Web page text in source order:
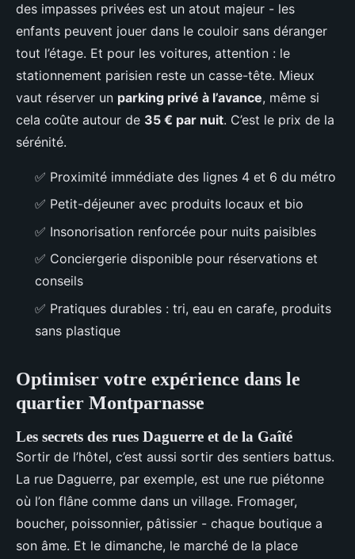
des impasses privées est un atout majeur - les
enfants peuvent jouer dans le couloir sans déranger
tout l’étage. Et pour les voitures, attention : le
stationnement parisien reste un casse-tête. Mieux
vaut réserver un parking privé à l’avance, même si
cela coûte autour de 35 € par nuit. C’est le prix de la
sérénité.
✅ Proximité immédiate des lignes 4 et 6 du métro
✅ Petit-déjeuner avec produits locaux et bio
✅ Insonorisation renforcée pour nuits paisibles
✅ Conciergerie disponible pour réservations et
conseils
✅ Pratiques durables : tri, eau en carafe, produits
sans plastique
Optimiser votre expérience dans le
quartier Montparnasse
Les secrets des rues Daguerre et de la Gaîté
Sortir de l’hôtel, c’est aussi sortir des sentiers battus.
La rue Daguerre, par exemple, est une rue piétonne
où l’on flâne comme dans un village. Fromager,
boucher, poissonnier, pâtissier - chaque boutique a
son âme. Et le dimanche, le marché de la place